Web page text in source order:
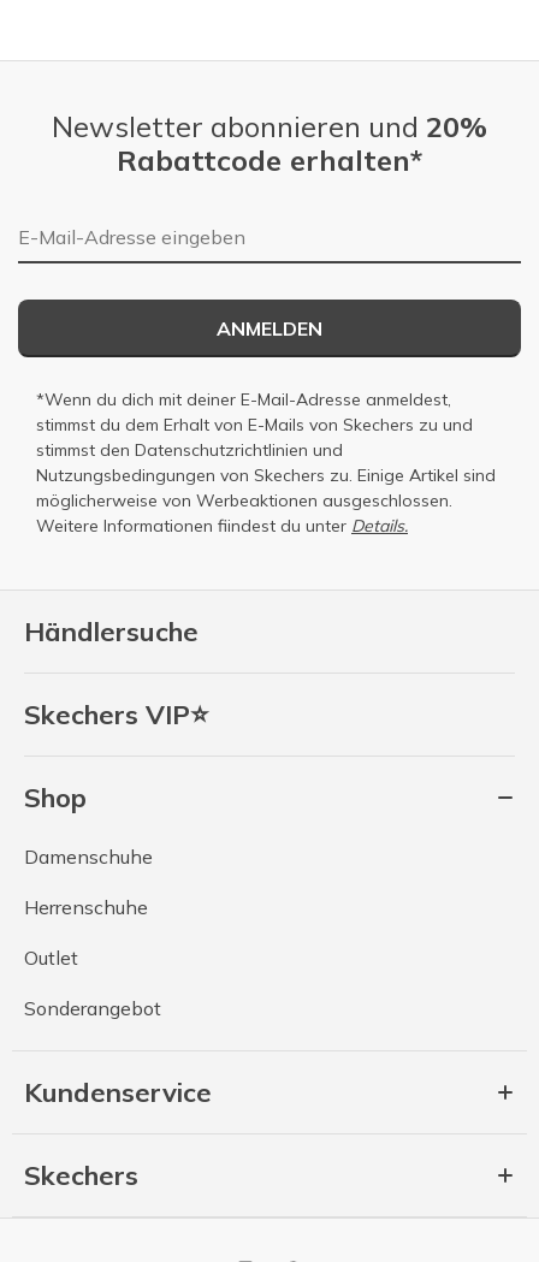
Händlersuche
Skechers VIP⭐
Shop
Damenschuhe
Herrenschuhe
Outlet
Sonderangebot
Kundenservice
Skechers
Newsletter abonnieren und 20%
Rabattcode erhalten*
E-Mail-Adresse
ANMELDEN
*Wenn du dich mit deiner E-Mail-Adresse anmeldest,
stimmst du dem Erhalt von E-Mails von Skechers zu und
stimmst den Datenschutzrichtlinien und
Nutzungsbedingungen von Skechers zu. Einige Artikel sind
möglicherweise von Werbeaktionen ausgeschlossen.
Weitere Informationen fiindest du unter Details.